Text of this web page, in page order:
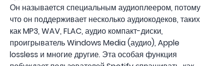
Он называется специальным аудиоплеером, потому
что он поддерживает несколько аудиокодеков, таких
как MP3, WAV, FLAC, аудио компакт-диски,
проигрыватель Windows Media (аудио), Apple
lossless и многие другие. Эта особая функция